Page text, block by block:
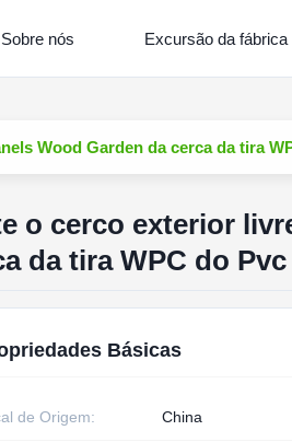
Sobre nós Excursão da fábrica
Wood Garden da cerca da tira
o cerco exterior
da tira WPC do Pvc
Básicas
de Origem: China